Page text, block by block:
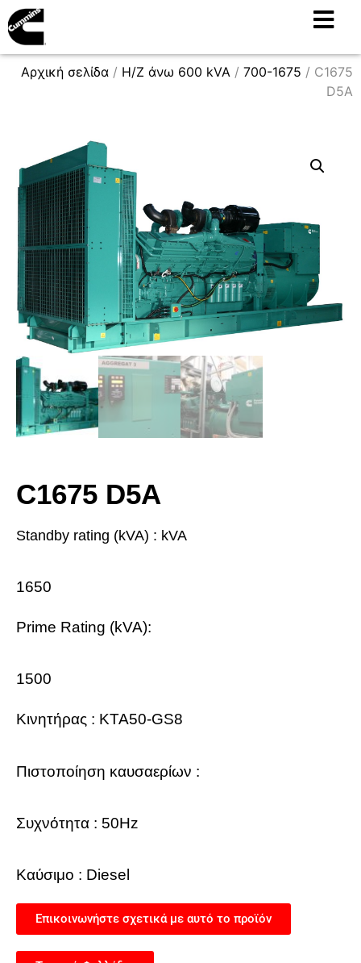
Αρχική σελίδα / H/Z άνω 600 kVA / 700-1675 / C1675
D5A
C1675 D5A
Standby rating (kVA) : kVA
1650
Prime Rating (kVA):
1500
Κινητήρας : KTA50-GS8
Πιστοποίηση καυσαερίων :
Συχνότητα : 50Hz
Καύσιμο : Diesel
Επικοινωνήστε σχετικά με αυτό το προϊόν